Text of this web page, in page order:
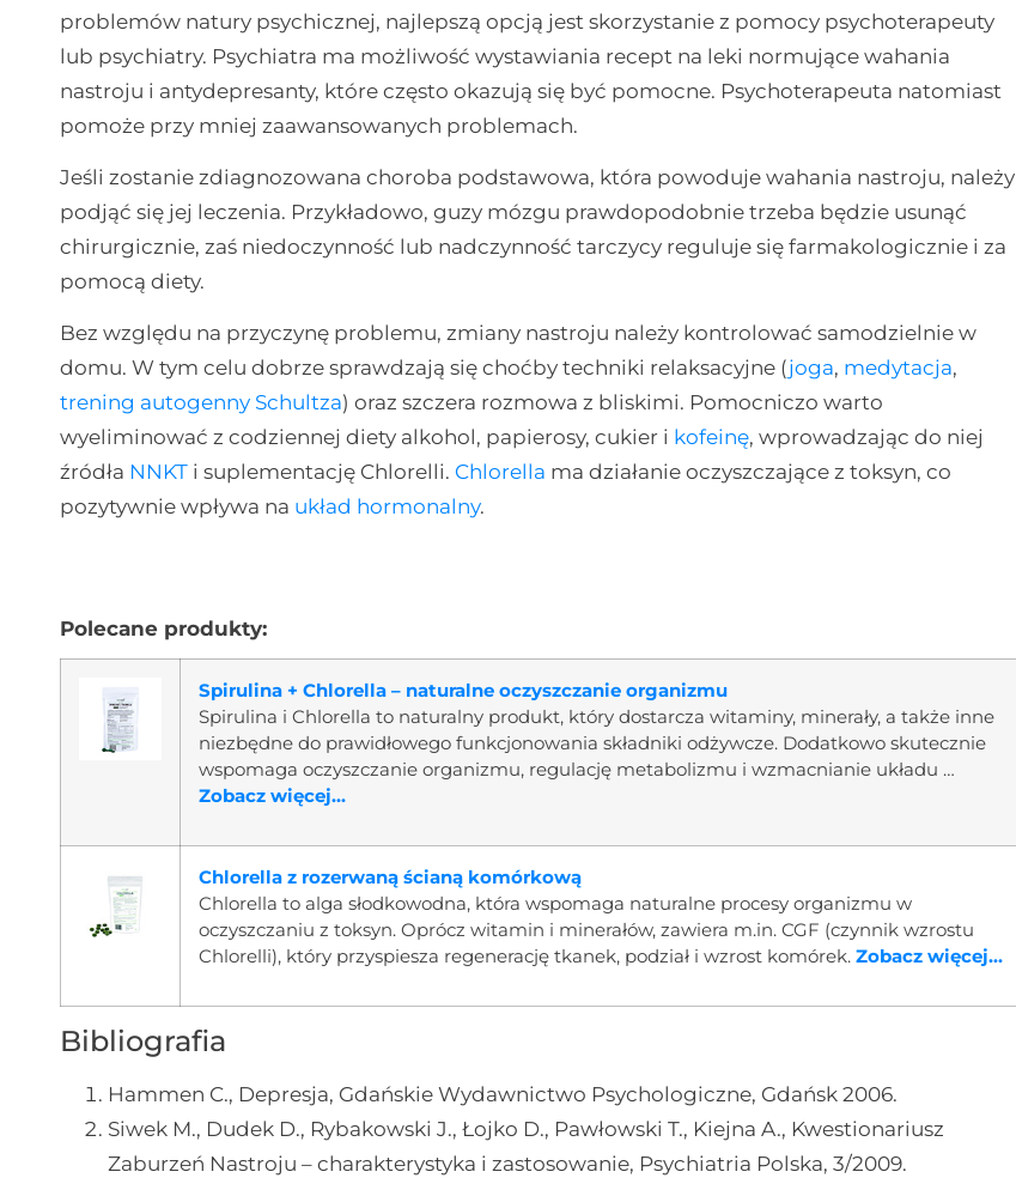
problemów natury psychicznej, najlepszą opcją jest skorzystanie z pomocy psychoterapeuty
lub psychiatry. Psychiatra ma możliwość wystawiania recept na leki normujące wahania
nastroju i antydepresanty, które często okazują się być pomocne. Psychoterapeuta natomiast
pomoże przy mniej zaawansowanych problemach.
Jeśli zostanie zdiagnozowana choroba podstawowa, która powoduje wahania nastroju, należy
podjąć się jej leczenia. Przykładowo, guzy mózgu prawdopodobnie trzeba będzie usunąć
chirurgicznie, zaś niedoczynność lub nadczynność tarczycy reguluje się farmakologicznie i za
pomocą diety.
Bez względu na przyczynę problemu, zmiany nastroju należy kontrolować samodzielnie w
domu. W tym celu dobrze sprawdzają się choćby techniki relaksacyjne (joga, medytacja,
trening autogenny Schultza) oraz szczera rozmowa z bliskimi. Pomocniczo warto
wyeliminować z codziennej diety alkohol, papierosy, cukier i kofeinę, wprowadzając do niej
źródła NNKT i suplementację Chlorelli. Chlorella ma działanie oczyszczające z toksyn, co
pozytywnie wpływa na układ hormonalny.
Polecane produkty:
Spirulina + Chlorella – naturalne oczyszczanie organizmu
Spirulina i Chlorella to naturalny produkt, który dostarcza witaminy, minerały, a także inne
niezbędne do prawidłowego funkcjonowania składniki odżywcze. Dodatkowo skutecznie
wspomaga oczyszczanie organizmu, regulację metabolizmu i wzmacnianie układu …
Zobacz więcej...
Chlorella z rozerwaną ścianą komórkową
Chlorella to alga słodkowodna, która wspomaga naturalne procesy organizmu w
oczyszczaniu z toksyn. Oprócz witamin i minerałów, zawiera m.in. CGF (czynnik wzrostu
Chlorelli), który przyspiesza regenerację tkanek, podział i wzrost komórek.Zobacz więcej...
Bibliografia
Hammen C., Depresja, Gdańskie Wydawnictwo Psychologiczne, Gdańsk 2006.
Siwek M., Dudek D., Rybakowski J., Łojko D., Pawłowski T., Kiejna A., Kwestionariusz
Zaburzeń Nastroju – charakterystyka i zastosowanie, Psychiatria Polska, 3/2009.